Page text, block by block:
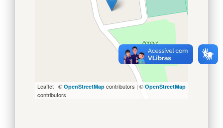
Leaflet | © OpenStreetMap contributors | © OpenStreetMap
contributors